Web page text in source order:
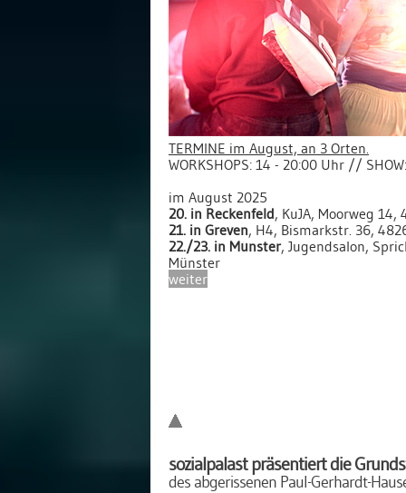
TERMINE im August, an 3 Orten.
WORKSHOPS: 14 - 20:00 Uhr //
im August 2025
20. in Reckenfeld, KuJA, Moorweg 14,
21. in Greven, H4, Bismarkstr. 36,
22./23. in Münster, Jugendsalon,
Münster
weiter
sozialpalastpräsentiert die
des abgerissenen Paul-Gerhardt-